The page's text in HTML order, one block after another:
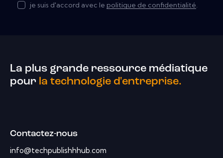
je suis d'accord avec le politique de confidentialité.
La plus grande ressource médiatique
pour la technologie d'entreprise.
Contactez-nous
info@techpublishhhub.com